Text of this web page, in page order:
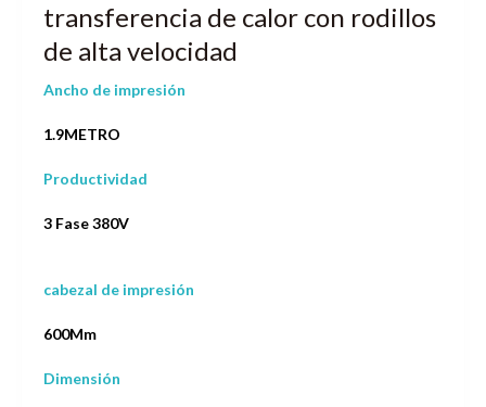
transferencia de calor con rodillos
de alta velocidad
Ancho de impresión
1.9METRO
Productividad
3 Fase 380V
cabezal de impresión
600Mm
Dimensión